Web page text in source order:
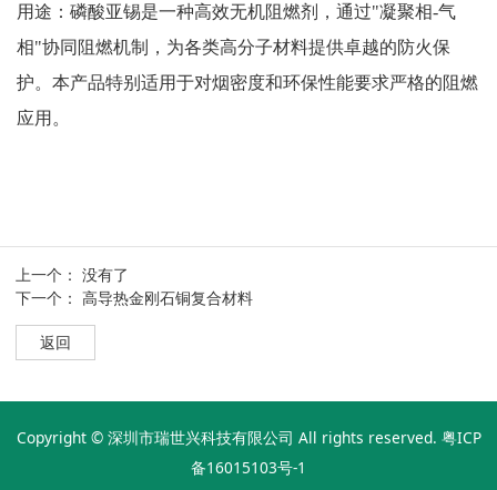
用途：磷酸亚锡是一种高效无机阻燃剂，通过"凝聚相-气
相"协同阻燃机制，为各类高分子材料提供卓越的防火保
护。本产品特别适用于对烟密度和环保性能要求严格的阻燃
应用。
上一个： 没有了
下一个： 高导热金刚石铜复合材料
返回
Copyright © 深圳市瑞世兴科技有限公司 All rights reserved. 粤ICP
备16015103号-1